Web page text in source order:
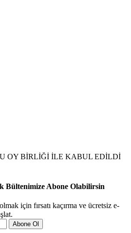
OY BİRLİĞİ İLE KABUL EDİLDİ
Bültenimize Abone Olabilirsin
için fırsatı kaçırma ve ücretsiz e-
Abone Ol